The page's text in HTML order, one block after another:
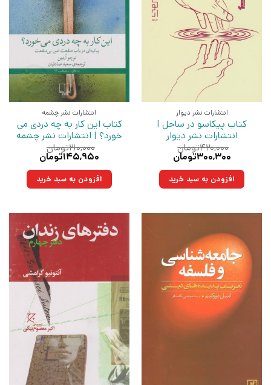
انتشارات نشر دیوار
کتاب پیکاسو در ساحل |
انتشارات نشر دیوار
۴۲۰,۰۰۰تومان
قیمت
۴۲۰,۰۰۰تومان
بود.
۳۰۰,۳۰۰تومان
۳۰۰,۳۰۰تومان.افزودن به سبد خرید
انتشارات نشر چشمه
کتاب این کار به چه دردی می
خورد؟ | انتشارات نشر چشمه
۲۱۰,۰۰۰تومان
قیمت
۲۱۰,۰۰۰تومان
بود.
۱۴۵,۹۵۰تومان
۱۴۵,۹۵۰تومان.افزودن به سبد خرید